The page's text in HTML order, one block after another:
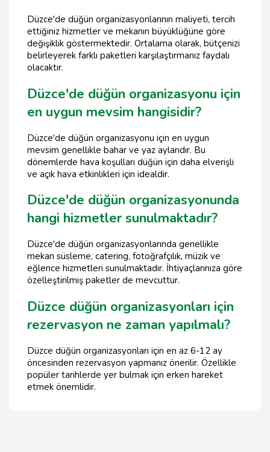
Düzce'de düğün organizasyonlarının maliyeti, tercih
ettiğiniz hizmetler ve mekanın büyüklüğüne göre
değişiklik göstermektedir. Ortalama olarak, bütçenizi
belirleyerek farklı paketleri karşılaştırmanız faydalı
olacaktır.
Düzce'de düğün organizasyonu için
en uygun mevsim hangisidir?
Düzce'de düğün organizasyonu için en uygun
mevsim genellikle bahar ve yaz aylarıdır. Bu
dönemlerde hava koşulları düğün için daha elverişli
ve açık hava etkinlikleri için idealdir.
Düzce'de düğün organizasyonunda
hangi hizmetler sunulmaktadır?
Düzce'de düğün organizasyonlarında genellikle
mekan süsleme, catering, fotoğrafçılık, müzik ve
eğlence hizmetleri sunulmaktadır. İhtiyaçlarınıza göre
özelleştirilmiş paketler de mevcuttur.
Düzce düğün organizasyonları için
rezervasyon ne zaman yapılmalı?
Düzce düğün organizasyonları için en az 6-12 ay
öncesinden rezervasyon yapmanız önerilir. Özellikle
popüler tarihlerde yer bulmak için erken hareket
etmek önemlidir.